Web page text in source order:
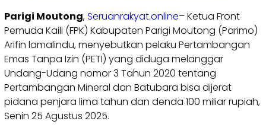
Parigi Moutong,Seruanrakyat.online– Ketua Front
Pemuda Kaili (FPK) Kabupaten Parigi Moutong (Parimo)
Arifin lamalindu, menyebutkan pelaku Pertambangan
Emas Tanpa Izin (PETI) yang diduga melanggar
Undang-Udang nomor 3 Tahun 2020 tentang
Pertambangan Mineral dan Batubara bisa dijerat
pidana penjara lima tahun dan denda 100 miliar rupiah,
Senin 25 Agustus 2025.